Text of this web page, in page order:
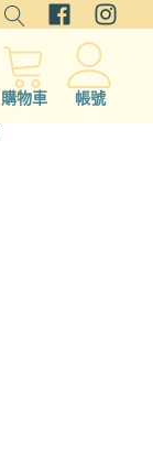
購物車 帳號